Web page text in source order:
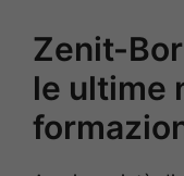
Zenit-
le ultime